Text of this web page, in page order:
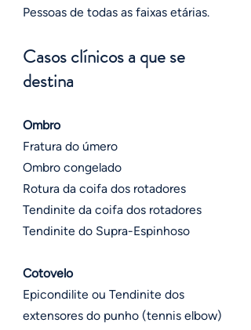
Pessoas de todas as faixas etárias.
Casos clínicos a que se
destina
Ombro
Fratura do úmero
Ombro congelado
Rotura da coifa dos rotadores
Tendinite da coifa dos rotadores
Tendinite do Supra-Espinhoso
Cotovelo
Epicondilite ou Tendinite dos
extensores do punho (tennis elbow)